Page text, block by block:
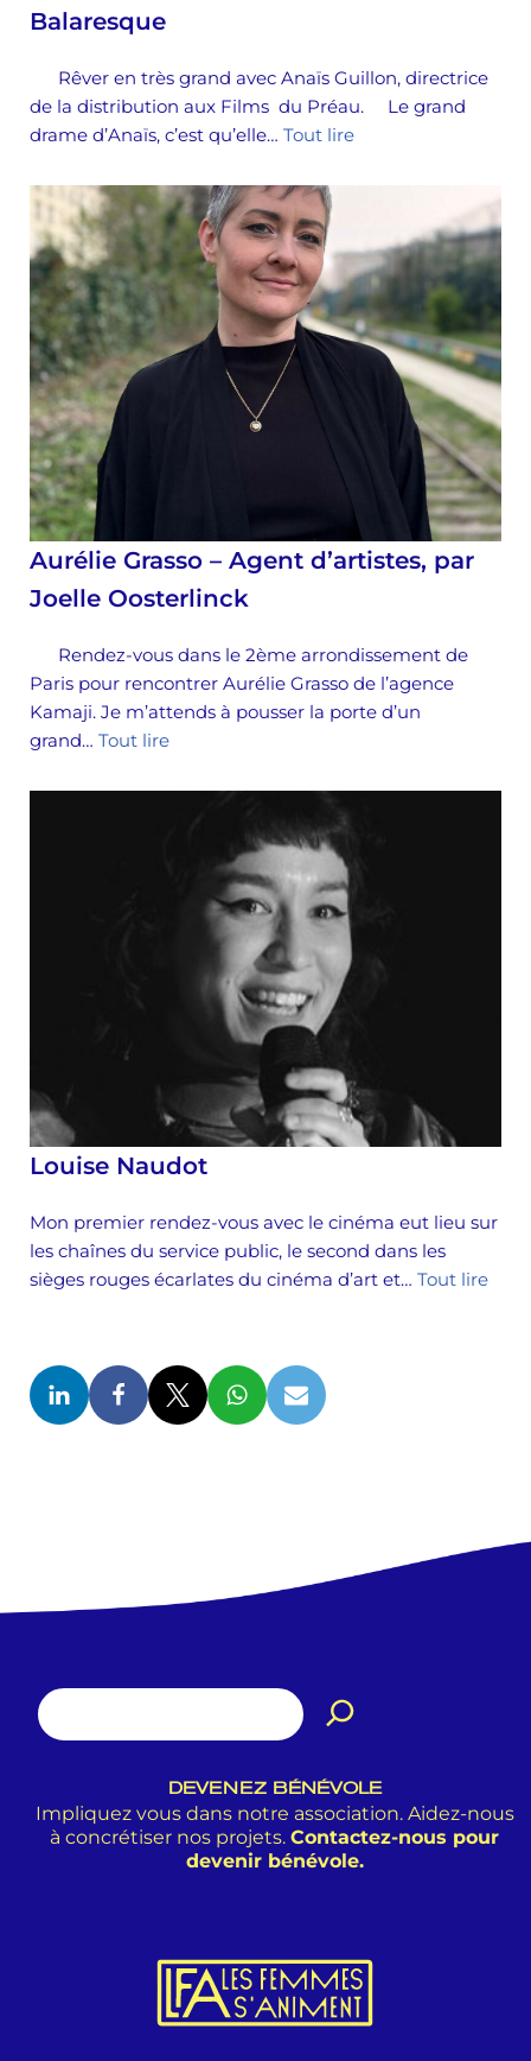
Balaresque
Rêver en très grand avec Anaïs Guillon, directrice
de la distribution aux Films du Préau. Le grand
drame d’Anaïs, c’est qu’elle… Tout lire
Aurélie Grasso – Agent d’artistes, par
Joelle Oosterlinck
Rendez-vous dans le 2ème arrondissement de
Paris pour rencontrer Aurélie Grasso de l’agence
Kamaji. Je m’attends à pousser la porte d’un
grand… Tout lire
Louise Naudot
Mon premier rendez-vous avec le cinéma eut lieu sur
les chaînes du service public, le second dans les
sièges rouges écarlates du cinéma d’art et… Tout lire
DEVENEZ BÉNÉVOLE
Impliquez vous dans notre association. Aidez-nous
à concrétiser nos projets. Contactez-nous pour
devenir bénévole.